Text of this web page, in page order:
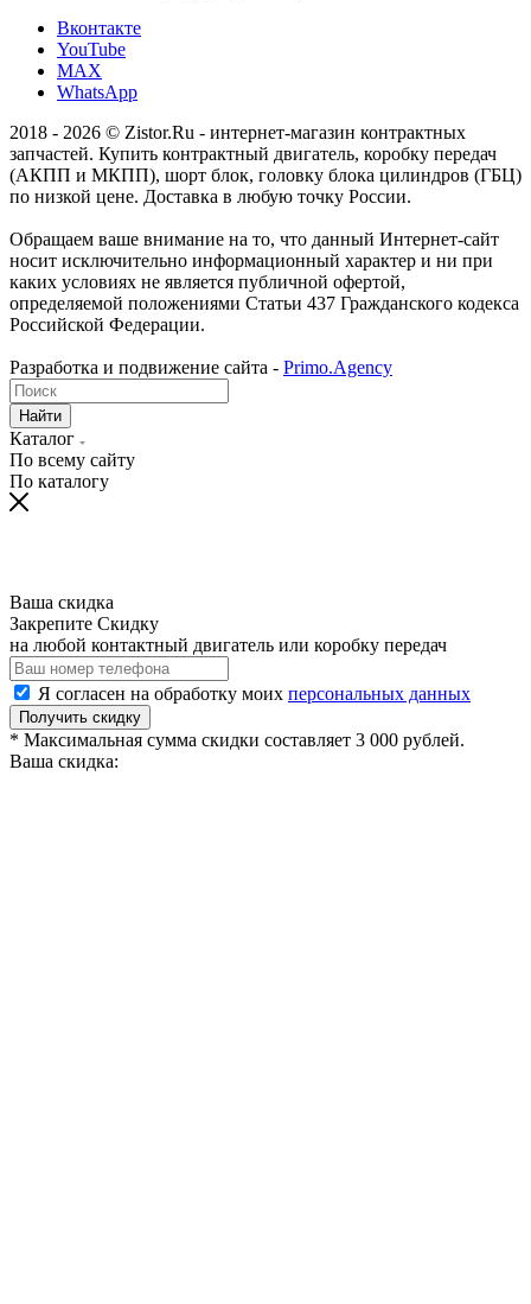
Вконтакте
YouTube
MAX
WhatsApp
2018 - 2026 © Zistor.Ru - интернет-магазин контрактных
запчастей. Купить контрактный двигатель, коробку передач
(АКПП и МКПП), шорт блок, головку блока цилиндров (ГБЦ)
по низкой цене. Доставка в любую точку России.
Обращаем ваше внимание на то, что данный Интернет-сайт
носит исключительно информационный характер и ни при
каких условиях не является публичной офертой,
определяемой положениями Статьи 437 Гражданского кодекса
Российской Федерации.
Разработка и подвижение сайта - Primo.Agency
Найти
Каталог
По всему сайту
По каталогу
Ваша скидка
Закрепите Скидку
на любой контактный двигатель или коробку передач
Я согласен на обработку моих персональных данных
Получить скидку
* Максимальная сумма скидки составляет 3 000 рублей.
Ваша скидка: